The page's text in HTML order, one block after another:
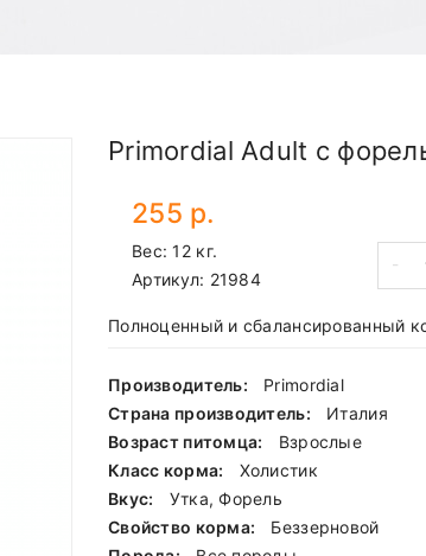
Primordial Adult с
255 р.
Вес: 12 кг.
Артикул: 21984
-
Полноценный и сбалансированный
Производитель:
Primordial
Страна производитель:
Италия
Возраст питомца:
Взрослые
Класс корма:
Холистик
Вкус:
Утка, Форель
Свойство корма:
Беззерновой